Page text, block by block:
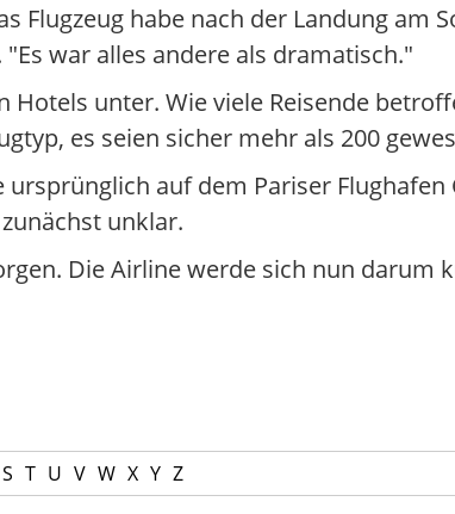
Flugzeug habe nach der Landung am
war alles andere als dramatisch."
unter. Wie viele Reisende
es seien sicher mehr als 200
auf dem Pariser Flughafen
unklar.
Die Airline werde sich nun darum
S T U V W X Y Z